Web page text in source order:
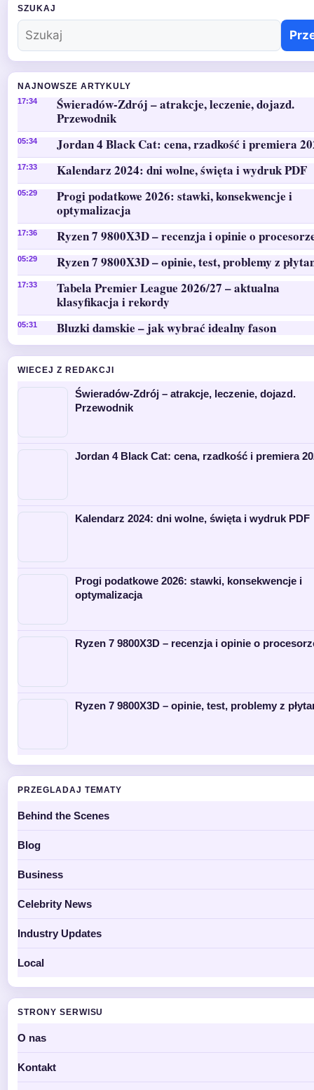
SZUKAJ
NAJNOWSZE ARTYKULY
17:34
Świeradów-Zdrój – atrakcje, leczenie, dojazd.
Przewodnik
05:34 Jordan 4 Black Cat: cena, rzadkość i premiera
17:33 Kalendarz 2024: dni wolne, święta i wydruk PDF
05:29
Progi podatkowe 2026: stawki, konsekwencje i
optymalizacja
17:36 Ryzen 7 9800X3D – recenzja i opinie o
05:29 Ryzen 7 9800X3D – opinie, test, problemy z
17:33
Tabela Premier League 2026/27 – aktualna
klasyfikacja i rekordy
05:31 Bluzki damskie – jak wybrać idealny fason
WIECEJ Z REDAKCJI
Świeradów-Zdrój – atrakcje, leczenie, dojazd.
Przewodnik
Jordan 4 Black Cat: cena, rzadkość i premiera
Kalendarz 2024: dni wolne, święta i wydruk PDF
Progi podatkowe 2026: stawki, konsekwencje i
optymalizacja
Ryzen 7 9800X3D – recenzja i opinie o
Ryzen 7 9800X3D – opinie, test, problemy z
PRZEGLADAJ TEMATY
Behind the Scenes
Blog
Business
Celebrity News
Industry Updates
Local
STRONY SERWISU
O nas
Kontakt